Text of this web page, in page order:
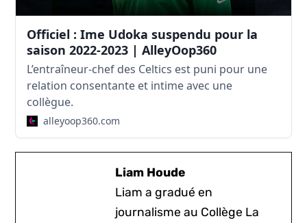
Officiel : Ime Udoka suspendu pour la
saison 2022-2023 | AlleyOop360
L’entraîneur-chef des Celtics est puni pour une
relation consentante et intime avec une
collègue.
alleyoop360.com
Liam Houde
Liam a gradué en
journalisme au Collège La